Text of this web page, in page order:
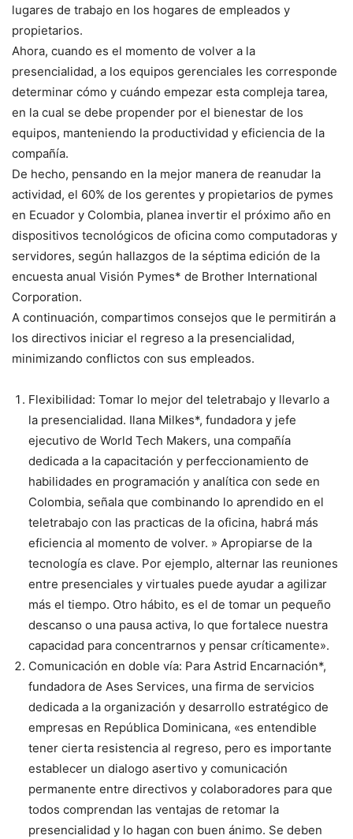
lugares de trabajo en los hogares de empleados y
propietarios.
Ahora, cuando es el momento de volver a la
presencialidad, a los equipos gerenciales les corresponde
determinar cómo y cuándo empezar esta compleja tarea,
en la cual se debe propender por el bienestar de los
equipos, manteniendo la productividad y eficiencia de la
compañía.
De hecho, pensando en la mejor manera de reanudar la
actividad, el 60% de los gerentes y propietarios de pymes
en Ecuador y Colombia, planea invertir el próximo año en
dispositivos tecnológicos de oficina como computadoras y
servidores, según hallazgos de la séptima edición de la
encuesta anual Visión Pymes* de Brother International
Corporation.
A continuación, compartimos consejos que le permitirán a
los directivos iniciar el regreso a la presencialidad,
minimizando conflictos con sus empleados.
Flexibilidad: Tomar lo mejor del teletrabajo y llevarlo a
la presencialidad. Ilana Milkes*, fundadora y jefe
ejecutivo de World Tech Makers, una compañía
dedicada a la capacitación y perfeccionamiento de
habilidades en programación y analítica con sede en
Colombia, señala que combinando lo aprendido en el
teletrabajo con las practicas de la oficina, habrá más
eficiencia al momento de volver. » Apropiarse de la
tecnología es clave. Por ejemplo, alternar las reuniones
entre presenciales y virtuales puede ayudar a agilizar
más el tiempo. Otro hábito, es el de tomar un pequeño
descanso o una pausa activa, lo que fortalece nuestra
capacidad para concentrarnos y pensar críticamente».
Comunicación en doble vía: Para Astrid Encarnación*,
fundadora de Ases Services, una firma de servicios
dedicada a la organización y desarrollo estratégico de
empresas en República Dominicana, «es entendible
tener cierta resistencia al regreso, pero es importante
establecer un dialogo asertivo y comunicación
permanente entre directivos y colaboradores para que
todos comprendan las ventajas de retomar la
presencialidad y lo hagan con buen ánimo. Se deben